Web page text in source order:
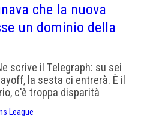
che la nuova
un dominio della
scrive il Telegraph: su sei
la sesta ci entrerà. È il
c'è troppa disparità
League